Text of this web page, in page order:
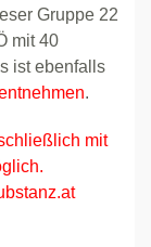
Gruppe 22
mit 40
ist ebenfalls
.
mit